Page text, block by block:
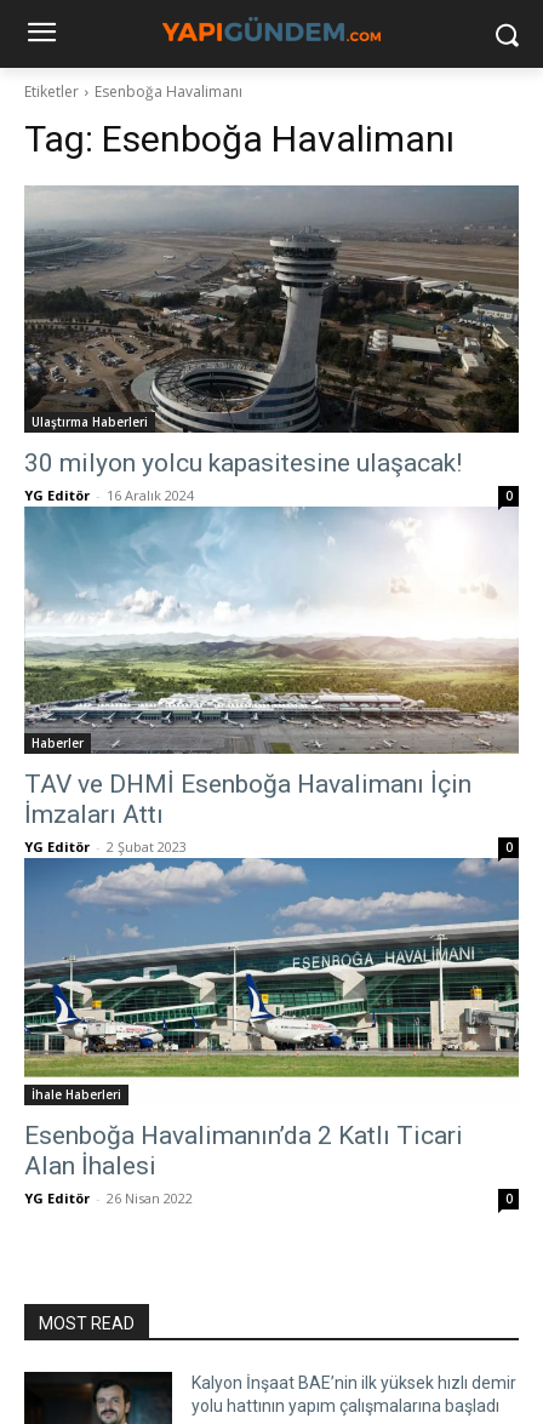
Etiketler Esenboğa Havalimanı
Tag: Esenboğa Havalimanı
Ulaştırma Haberleri
30 milyon yolcu kapasitesine ulaşacak!
YG Editör - 16 Aralık 2024 0
Haberler
TAV ve DHMİ Esenboğa Havalimanı İçin
İmzaları Attı
YG Editör - 2 Şubat 2023 0
İhale Haberleri
Esenboğa Havalimanın’da 2 Katlı Ticari
Alan İhalesi
YG Editör - 26 Nisan 2022 0
MOST READ
Kalyon İnşaat BAE’nin ilk yüksek hızlı demir
yolu hattının yapım çalışmalarına başladı